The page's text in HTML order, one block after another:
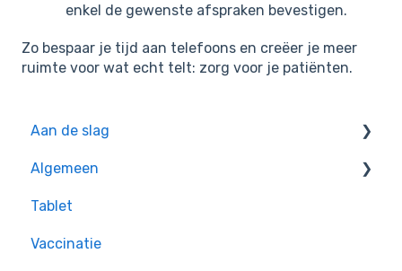
enkel de gewenste afspraken bevestigen.
Zo bespaar je tijd aan telefoons en creëer je meer
ruimte voor wat echt telt: zorg voor je patiënten.
Aan de slag
Oefeningen voor beginners
Algemeen
Handige tips
Tablet
Vaccinatie